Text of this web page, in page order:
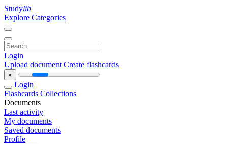
Studylib
Explore Categories
Login
Upload document Create flashcards
×
Login
Flashcards Collections
Documents
Last activity
My documents
Saved documents
Profile